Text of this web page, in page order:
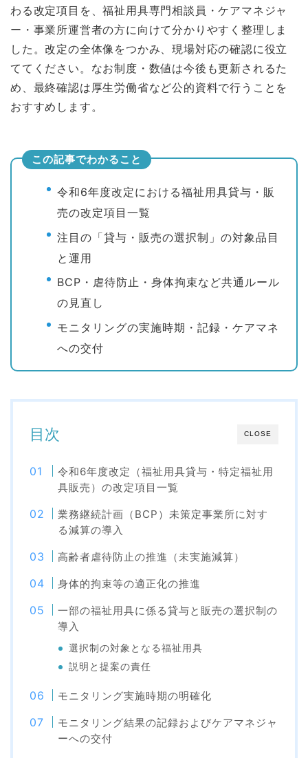
わる改定項目を、福祉用具専門相談員・ケアマネジャ
ー・事業所運営者の方に向けて分かりやすく整理しま
した。改定の全体像をつかみ、現場対応の確認に役立
ててください。なお制度・数値は今後も更新されるた
め、最終確認は厚生労働省など公的資料で行うことを
おすすめします。
この記事でわかること
令和6年度改定における福祉用具貸与・販
売の改定項目一覧
注目の「貸与・販売の選択制」の対象品目
と運用
BCP・虐待防止・身体拘束など共通ルール
の見直し
モニタリングの実施時期・記録・ケアマネ
への交付
CLOSE
目次
令和6年度改定（福祉用具貸与・特定福祉用
具販売）の改定項目一覧
業務継続計画（BCP）未策定事業所に対す
る減算の導入
高齢者虐待防止の推進（未実施減算）
身体的拘束等の適正化の推進
一部の福祉用具に係る貸与と販売の選択制の
導入
選択制の対象となる福祉用具
説明と提案の責任
モニタリング実施時期の明確化
モニタリング結果の記録およびケアマネジャ
ーへの交付